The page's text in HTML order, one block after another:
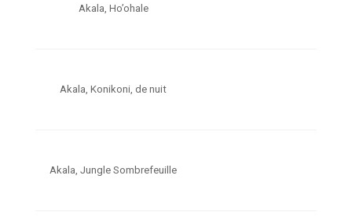
Akala, Ho’ohale
Akala, Konikoni, de nuit
Akala, Jungle Sombrefeuille